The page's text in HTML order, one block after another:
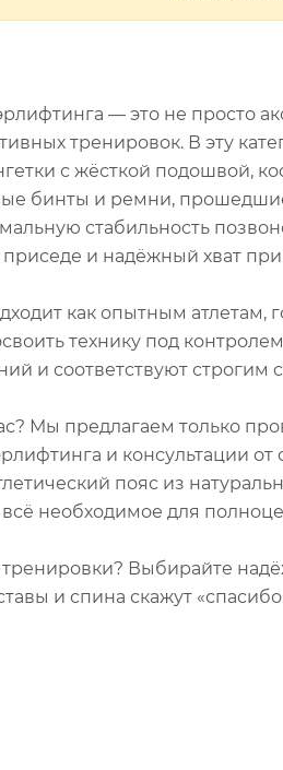
— это не просто
тренировок. В эту
с жёсткой подошвой,
бинты и ремни,
стабильность
приседе и надёжный хват
как опытным атлетам,
технику под
и соответствуют строгим
Мы предлагаем только
и консультации
пояс из
необходимое для
тренировки? Выбирайте
и спина скажут